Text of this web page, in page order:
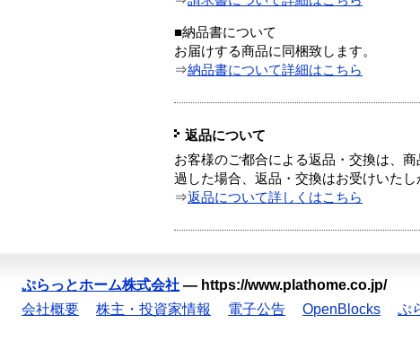
■納品書について
お届けする商品に同梱致します。
⇒納品書について詳細はこちら
返品について
お客様のご都合による返品・交換は、
過した場合、返品・交換はお受けいたし
⇒返品について詳しくはこちら
ぷらっとホーム株式会社 — https://www.plathome.co.jp/
会社概要
株主・投資家情報 電子公告 OpenBlocks ぷ